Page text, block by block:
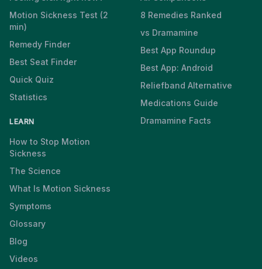
Motion Sickness Test (2
min)
Remedy Finder
Best Seat Finder
Quick Quiz
Statistics
LEARN
How to Stop Motion
Sickness
The Science
What Is Motion Sickness
Symptoms
Glossary
Blog
Videos
8 Remedies Ranked
vs Dramamine
Best App Roundup
Best App: Android
Reliefband Alternative
Medications Guide
Dramamine Facts